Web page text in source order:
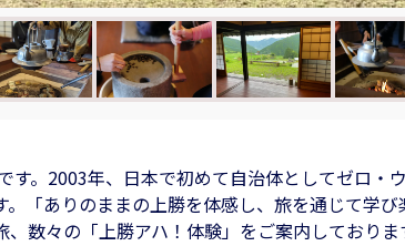
。2003年、日本で初めて自治体としてゼロ・
「ありのままの上勝を体感し、旅を通じて学
数々の「上勝アハ！体験」をご案内しておりま